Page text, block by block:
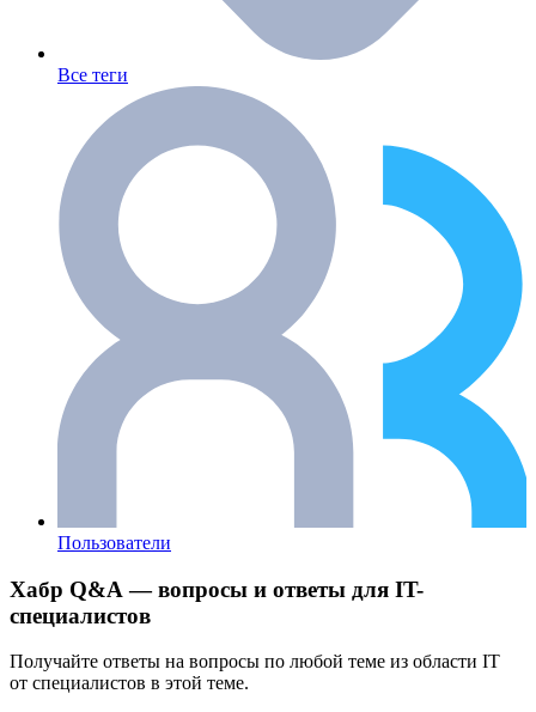
Все теги
Пользователи
Хабр Q&A — вопросы и ответы для IT-
специалистов
Получайте ответы на вопросы по любой теме из области IT
от специалистов в этой теме.